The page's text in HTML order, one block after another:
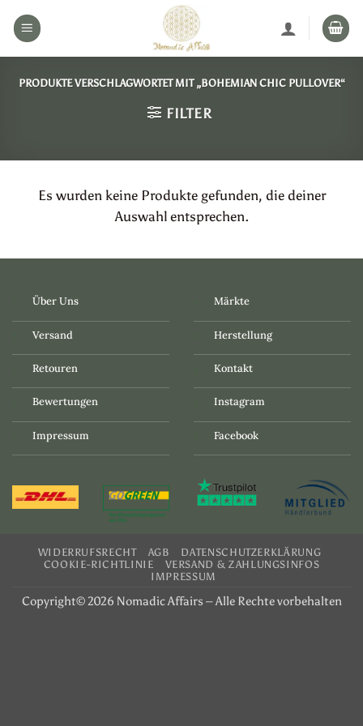
Inhalt
PRODUKTE VERSCHLAGWORTET MIT „BOHEMIAN CHIC PULLOVER“
FILTER
Es wurden keine Produkte gefunden, die deiner
Auswahl entsprechen.
Über Uns
Versand
Retouren
Bewertungen
Impressum
Märkte
Herstellung
Kontakt
Instagram
Facebook
WIDERRUFSRECHT AGB
DATENSCHUTZERKLÄRUNG
COOKIE-RICHTLINIE
VERSAND & ZAHLUNGSINFOS
IMPRESSUM
Copyright© 2026 Nomadic Affairs – Alle Rechte vorbehalten